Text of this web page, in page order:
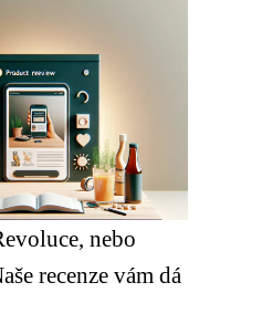
nebo
recenze vám dá